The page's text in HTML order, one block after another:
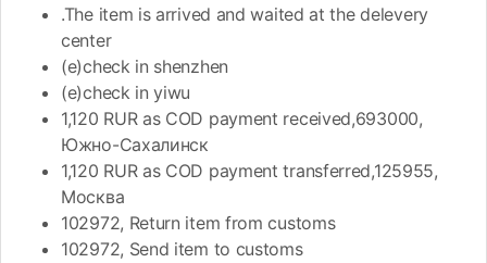
.The item is arrived and waited at the delevery
center
(e)check in shenzhen
(e)check in yiwu
1,120 RUR as COD payment received,693000,
Южно-Сахалинск
1,120 RUR as COD payment transferred,125955,
Москва
102972, Return item from customs
102972, Send item to customs